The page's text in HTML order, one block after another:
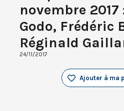
novembre
Godo, Frédéric
Réginald
24/11/2017
Ajouter à ma